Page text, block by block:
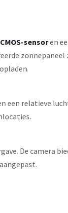
CMOS-sensoren
een relatieve
De camera